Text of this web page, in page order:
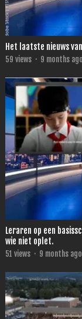
Het laatste nieuws
59 views · 9 months ago
Leraren op een
wie niet oplet.
51 views · 9 months ago